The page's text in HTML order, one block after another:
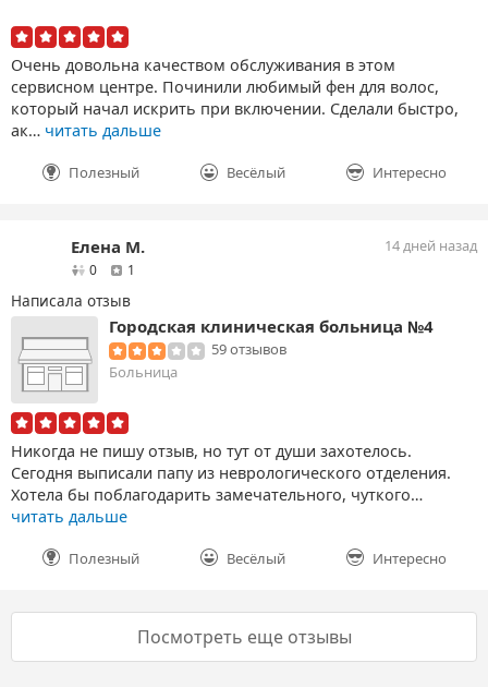
Очень довольна качеством обслуживания в этом
сервисном центре. Починили любимый фен для волос,
который начал искрить при включении. Сделали быстро,
ак… читать дальше
Полезный Весёлый Интересно
Елена М.
0друзей1
14 дней назад
Написала отзыв
Городская клиническая больница №4
59 отзывов
Больница
Никогда не пишу отзыв, но тут от души захотелось.
Сегодня выписали папу из неврологического отделения.
Хотела бы поблагодарить замечательного, чуткого…
читать дальше
Полезный Весёлый Интересно
Посмотреть еще отзывы